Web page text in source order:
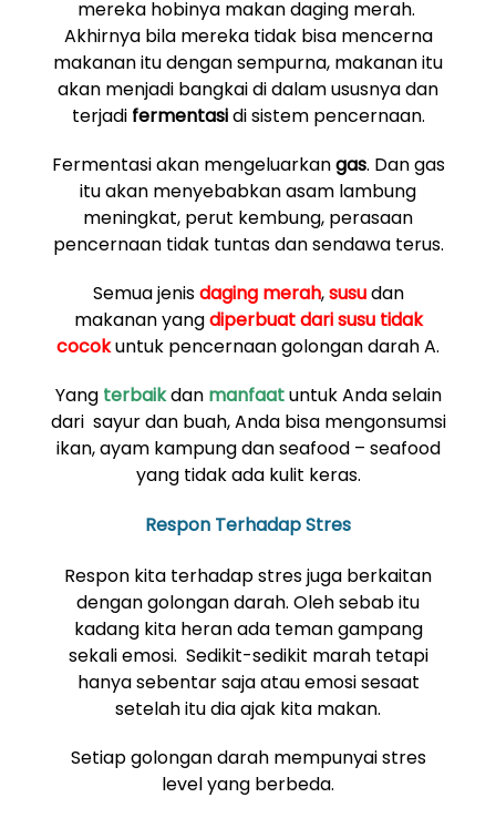
mereka hobinya makan daging merah.
Akhirnya bila mereka tidak bisa mencerna
makanan itu dengan sempurna, makanan itu
akan menjadi bangkai di dalam ususnya dan
terjadi fermentasidi sistem pencernaan.
Fermentasi akan mengeluarkangas. Dan gas
itu akan menyebabkan asam lambung
meningkat, perut kembung, perasaan
pencernaan tidak tuntas dan sendawa terus.
Semua jenisdaging merah,susudan
makanan yangdiperbuat dari susu tidak
cocokuntuk pencernaan golongan darah A.
Yang terbaikdan manfaatuntuk Anda selain
dari sayur dan buah, Anda bisa mengonsumsi
ikan, ayam kampung dan seafood – seafood
yang tidak ada kulit keras.
Respon Terhadap Stres
Respon kita terhadap stres juga berkaitan
dengan golongan darah. Oleh sebab itu
kadang kita heran ada teman gampang
sekali emosi. Sedikit-sedikit marah tetapi
hanya sebentar saja atau emosi sesaat
setelah itu dia ajak kita makan.
Setiap golongan darah mempunyai stres
level yang berbeda.